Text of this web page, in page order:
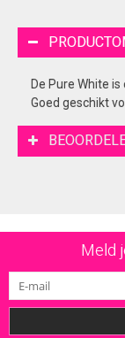
De Pure White
Goed geschikt
Meld